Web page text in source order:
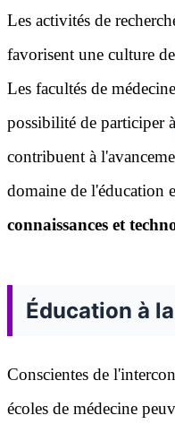
Les activités de
favorisent une culture
Les facultés de
possibilité de participer à
contribuent à
domaine de l'éducation
connaissances et
Éducation à
Conscientes de
écoles de médecine